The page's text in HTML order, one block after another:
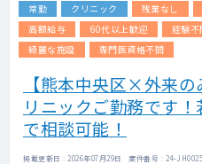
常勤 クリニック 残業なし
高額給与
60代以上歓迎 経験不
綺麗な施設
専門医資格不問
【熊本中央区×外来
リニックご勤務です
で相談可能！
掲載更新日 : 2026年07月29日 案件番号 : 24-